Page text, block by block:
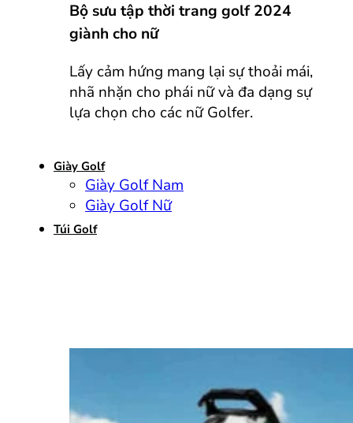
Bộ sưu tập thời trang golf 2024
giành cho nữ
Lấy cảm hứng mang lại sự thoải mái,
nhã nhặn cho phái nữ và đa dạng sự
lựa chọn cho các nữ Golfer.
Giày Golf
Giày Golf Nam
Giày Golf Nữ
Túi Golf